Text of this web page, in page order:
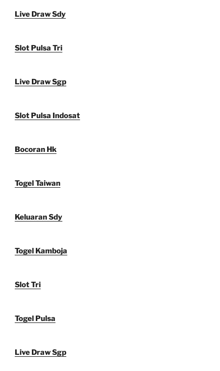
Live Draw Sdy
Slot Pulsa Tri
Live Draw Sgp
Slot Pulsa Indosat
Bocoran Hk
Togel Taiwan
Keluaran Sdy
Togel Kamboja
Slot Tri
Togel Pulsa
Live Draw Sgp